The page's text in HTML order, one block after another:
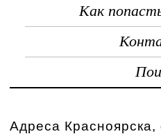
Как
Адреса Красноярска,